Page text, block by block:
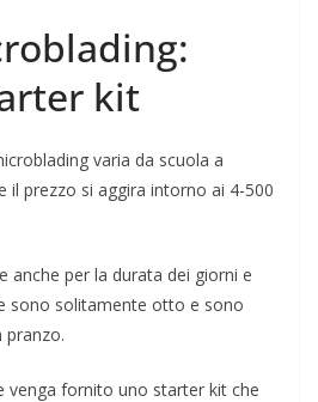
kit
varia da scuola a
il prezzo si aggira intorno ai 4-500
anche per la durata dei giorni e
sono solitamente otto e sono
pranzo.
venga fornito uno starter kit che